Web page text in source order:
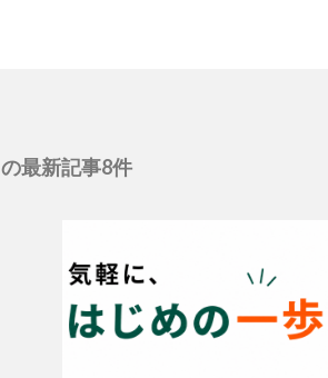
の最新記事8件